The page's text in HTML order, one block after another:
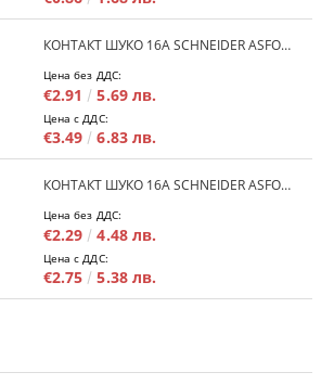
КОНТАКТ ШУКО 16A SCHNEIDER ASFORA EPH2900171 - АНРАЦИТ
Цена без ДДС:
€2.91 5.69 лв.
Цена с ДДС:
€3.49 6.83 лв.
КОНТАКТ ШУКО 16A SCHNEIDER ASFORA EPH2900121 - БЯЛ
Цена без ДДС:
€2.29 4.48 лв.
Цена с ДДС:
€2.75 5.38 лв.